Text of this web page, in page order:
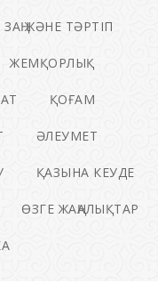
ЗАҢ ЖӘНЕ ТӘРТІП
ЖЕМҚОРЛЫҚ
ҚОҒАМ
ӘЛЕУМЕТ
ҚАЗЫНА КЕУДЕ
ӨЗГЕ ЖАҢАЛЫҚТАР